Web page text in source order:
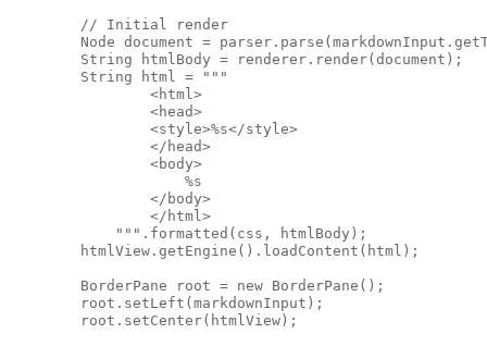
        // Initial render
Node document =
        String htmlBody = renderer.render(document);
        String html = """
                <html>
                <head>
                <style>%s</style>
                </head>
                <body>
                    %s
                </body>
                </html>
            """.formatted(css, htmlBody);
        htmlView.getEngine().loadContent(html);
        BorderPane root = new BorderPane();
        root.setLeft(markdownInput);
        root.setCenter(htmlView);